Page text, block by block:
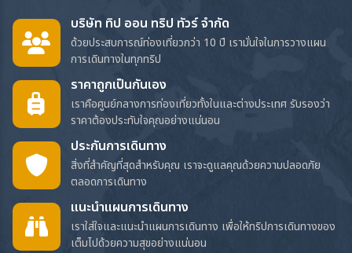
บริษัท ทิป ออน ทริป ทัวร์ จำกัด
ด้วยประสบการณ์ท่องเที่ยวกว่า 10 ปี เรามั่นใจในการวางแผน
การเดินทางในทุกทริป
ราคาถูกเป็นกันเอง
เราคือศูนย์กลางการท่องเที่ยวทั้งในและต่างประเทศ รับรองว่า
ราคาต้องประทับใจคุณอย่างแน่นอน
ประกันการเดินทาง
สิ่งที่สำคัญที่สุดสำหรับคุณ เราจะดูแลคุณด้วยความปลอดภัย
ตลอดการเดินทาง
แนะนำแผนการเดินทาง
เราใส่ใจและแนะนำแผนการเดินทาง เพื่อให้ทริปการเดินทางของ
เต็มไปด้วยความสุขอย่างแน่นอน